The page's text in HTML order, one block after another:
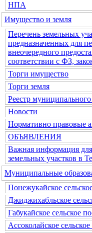
НПА
Имущество и земля
Перечень земельных
предназначенных для
внеочередного
соответствии с ФЗ,
Торги имущество
Торги земля
Реестр
Новости
Нормативно правовые
ОБЪЯВЛЕНИЯ
Важная информация для
земельных участков в
Муниципальные
Понежукайское
Джиджихабльское
Габукайское сельское
Ассоколайское